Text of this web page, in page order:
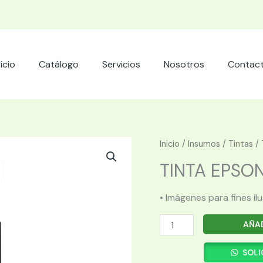
Catálogo Servicios Nosotros
Inicio / Insumos / Tintas /
TINTA
• Imágenes para fines
TINTA
EPSON